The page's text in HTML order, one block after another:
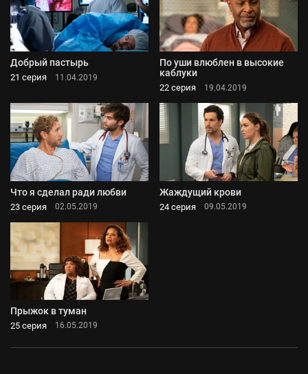
Добрый пастырь
21 серия 11.04.2019
По уши влюблен в высокие
каблуки
22 серия 19.04.2019
Что я сделал ради любви
23 серия 02.05.2019
Жаждущий крови
24 серия 09.05.2019
Прыжок в туман
25 серия 16.05.2019